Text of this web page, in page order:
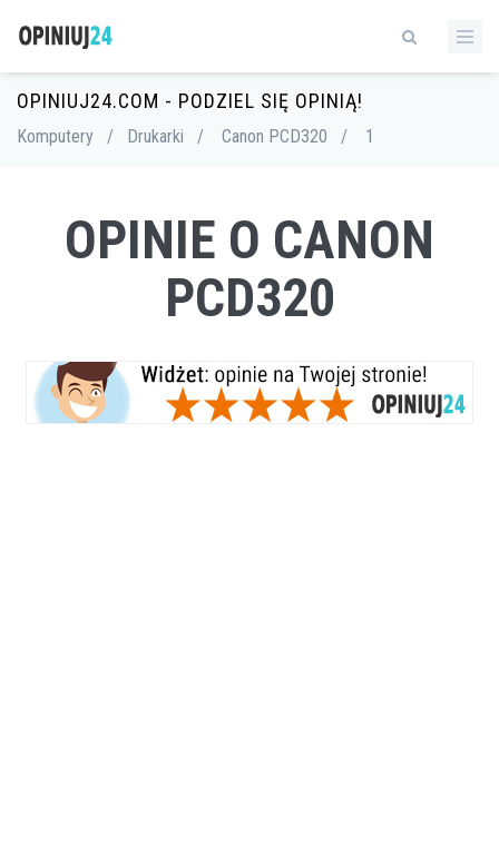
OPINIUJ24.COM - PODZIEL SIĘ OPINIĄ!
Komputery / Drukarki / Canon PCD320 / 1
OPINIE O CANON
PCD320